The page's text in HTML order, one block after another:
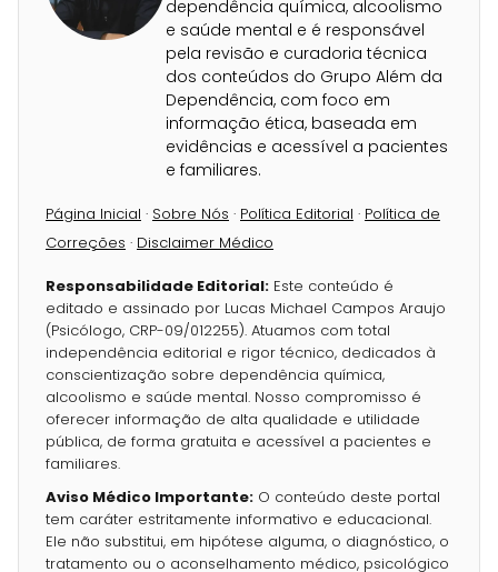
dependência química, alcoolismo
e saúde mental e é responsável
pela revisão e curadoria técnica
dos conteúdos do Grupo Além da
Dependência, com foco em
informação ética, baseada em
evidências e acessível a pacientes
e familiares.
Página Inicial · Sobre Nós · Política Editorial · Política de
Correções · Disclaimer Médico
Responsabilidade Editorial: Este conteúdo é
editado e assinado por Lucas Michael Campos Araujo
(Psicólogo, CRP-09/012255). Atuamos com total
independência editorial e rigor técnico, dedicados à
conscientização sobre dependência química,
alcoolismo e saúde mental. Nosso compromisso é
oferecer informação de alta qualidade e utilidade
pública, de forma gratuita e acessível a pacientes e
familiares.
Aviso Médico Importante: O conteúdo deste portal
tem caráter estritamente informativo e educacional.
Ele não substitui, em hipótese alguma, o diagnóstico, o
tratamento ou o aconselhamento médico, psicológico